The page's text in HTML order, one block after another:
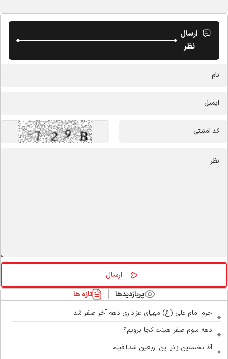
ارسال
نظر
پربازدیدها تازه ها
حرم امام علی (ع) مهیای عزاداری دهه آخر صفر شد
دهه سوم صفر هیئت کجا برویم؟
آقا نخستین زائر این اربعین شد+فیلم